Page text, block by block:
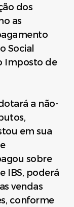
dos
as
Social
Imposto de
a não-
em sua
sobre
IBS, poderá
vendas
conforme